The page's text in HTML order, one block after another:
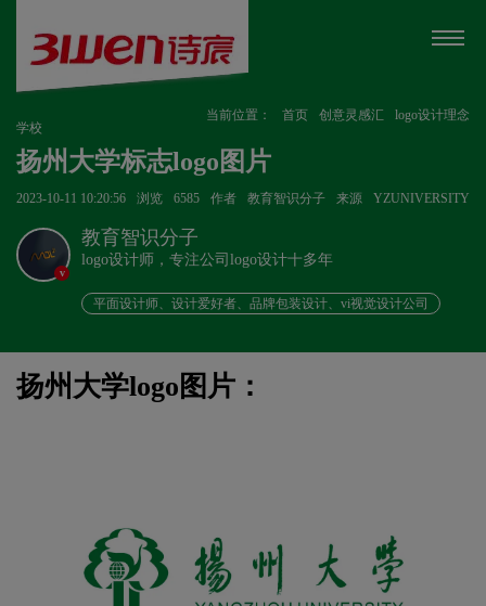
当前位置： 首页 创意灵感汇
logo设计理念
学校
扬州大学标志logo图片
2023-10-11 10:20:56 浏览 6585 作者 教育智识分子 来源 YZUNIVERSITY
v
教育智识分子
logo设计师，专注公司logo设计十多年
平面设计师、设计爱好者、品牌包装设计、vi视觉设计公司
扬州大学logo图片：